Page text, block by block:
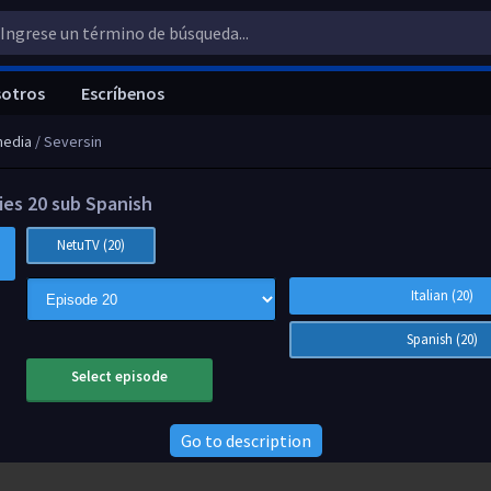
/ Seversin
20 sub Spanish
NetuTV (20)
Italian (20)
Spanish (20)
Select episode
Go to description
Escríbenos